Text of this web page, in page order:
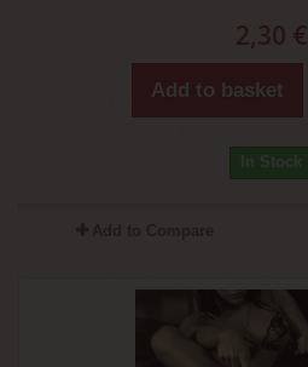
2,30 €
Add to basket
In Stock